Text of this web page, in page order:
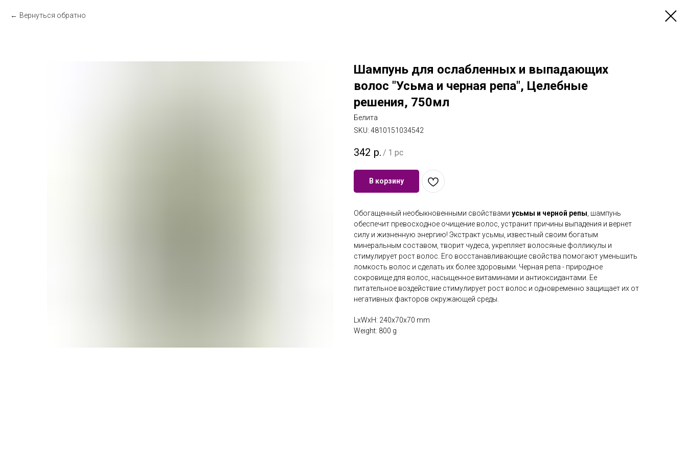
Вернуться обратно
Шампунь для ослабленных и выпадающих
волос "Усьма и черная репа", Целебные
решения, 750мл
Белита
SKU: 4810151034542
342 р. / 1 pc
В корзину
Обогащенный необыкновенными свойствами усьмы и черной репы, шампунь
обеспечит превосходное очищение волос, устранит причины выпадения и вернет
силу и жизненную энергию! Экстракт усьмы, известный своим богатым
минеральным составом, творит чудеса, укрепляет волосяные фолликулы и
стимулирует рост волос. Его восстанавливающие свойства помогают уменьшить
ломкость волос и сделать их более здоровыми. Черная репа - природное
сокровище для волос, насыщенное витаминами и антиоксидантами. Ее
питательное воздействие стимулирует рост волос и одновременно защищает их от
негативных факторов окружающей среды.
LxWxH: 240x70x70 mm
Weight: 800 g